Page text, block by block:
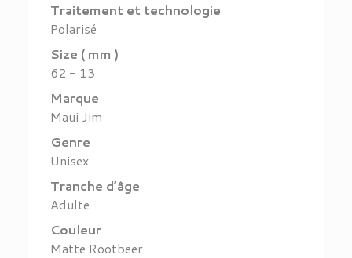
Traitement et technologie
Polarisé
Size ( mm )
62 - 13
Marque
Maui Jim
Genre
Unisex
Tranche d’âge
Adulte
Couleur
Matte Rootbeer